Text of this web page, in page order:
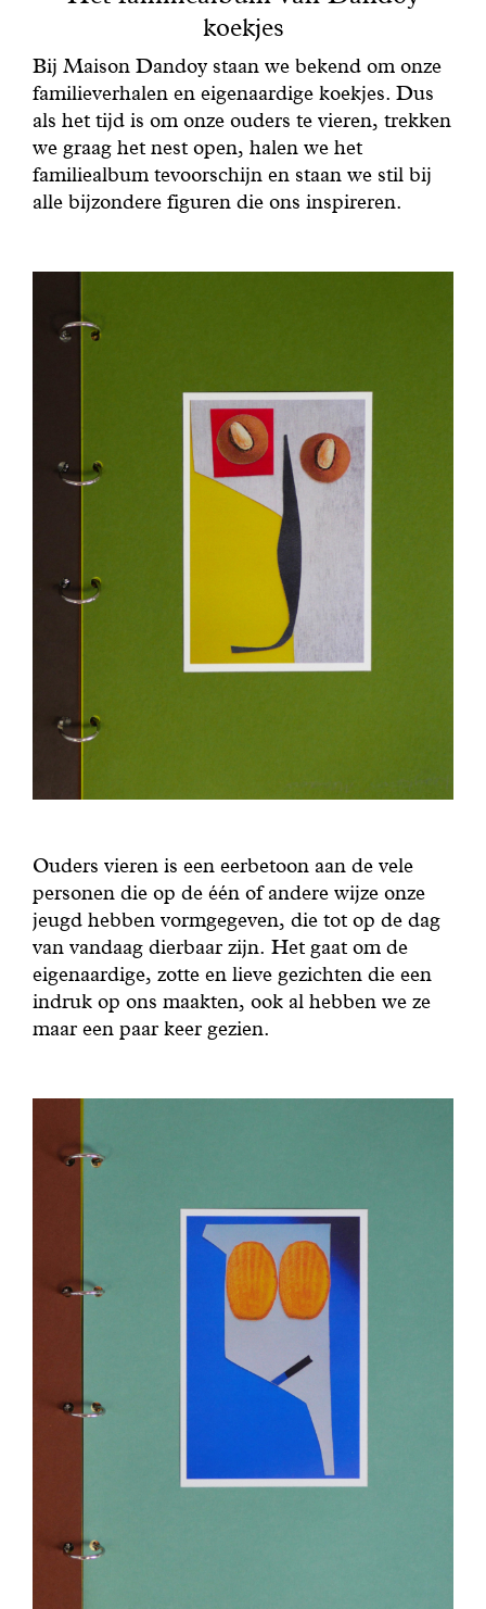
Met gezond verstand
Manifesto
Dandoy Family
Boetieks
Mijn account
koekjes
Bij Maison Dandoy staan we bekend om onze
familieverhalen en eigenaardige koekjes. Dus
als het tijd is om onze ouders te vieren, trekken
we graag het nest open, halen we het
familiealbum tevoorschijn en staan we stil bij
alle bijzondere figuren die ons inspireren.
Ouders vieren is een eerbetoon aan de vele
personen die op de één of andere wijze onze
jeugd hebben vormgegeven, die tot op de dag
van vandaag dierbaar zijn. Het gaat om de
eigenaardige, zotte en lieve gezichten die een
indruk op ons maakten, ook al hebben we ze
maar een paar keer gezien.